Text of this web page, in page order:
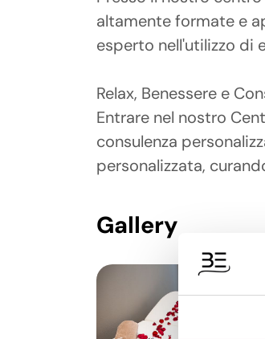
altamente formate e
esperto nell'utilizzo di
Relax, Benessere e
Entrare nel nostro
consulenza
personalizzata,
Gallery